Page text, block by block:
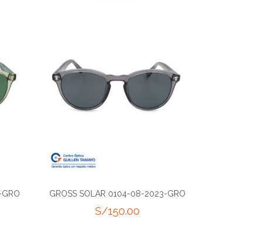
GROSS SOLAR 0104-08-2023-GRO
S/150.00